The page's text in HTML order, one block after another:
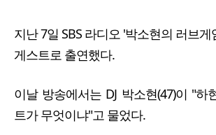
지난 7일 SBS 라디오 '박소현의 러브
게스트로 출연했다.
이날 방송에서는 DJ 박소현(47)이 "하
트가 무엇이냐"고 물었다.